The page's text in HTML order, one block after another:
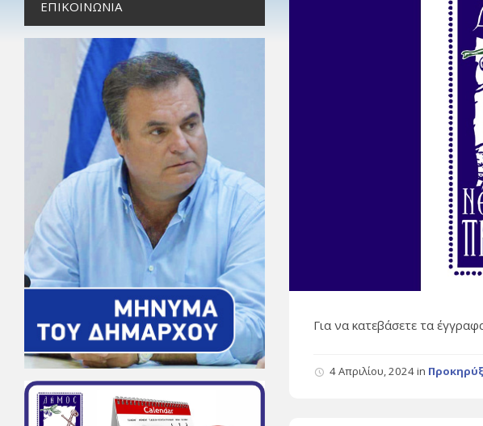
Για να κατεβάσετε τα
4 Απριλίου, 2024in
ΕΠΙΚΟΙΝΩΝΊΑ